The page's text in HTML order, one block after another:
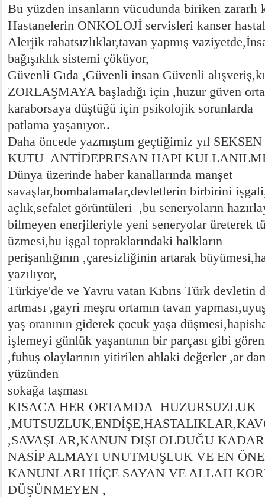
Bu yüzden insanların vücudunda biriken zararlı
Hastanelerin ONKOLOJİ servisleri kanser
Alerjik rahatsızlıklar,tavan yapmış
bağışıklık sistemi çöküyor,
Güvenli Gıda ,Güvenli insan Güvenli
ZORLAŞMAYA başladığı için ,huzur güven
karaborsaya düştüğü için psikolojik sorunlarda
patlama yaşanıyor..
Daha öncede yazmıştım geçtiğimiz yıl
KUTU ANTİDEPRESAN HAPI
Dünya üzerinde haber kanallarında manşet
savaşlar,bombalamalar,devletlerin birbirini
açlık,sefalet görüntüleri ,bu seneryoların
bilmeyen enerjileriyle yeni seneryolar üreterek
üzmesi,bu işgal topraklarındaki halkların
perişanlığının ,çaresizliğinin artarak
yazılıyor,
Türkiye'de ve Yavru vatan Kıbrıs Türk devletin
artması ,gayri meşru ortamın tavan
yaş oranının giderek çocuk yaşa
işlemeyi günlük yaşantının bir parçası gibi
,fuhuş olaylarının yitirilen ahlaki değerler ,ar
yüzünden
sokağa taşması
KISACA HER ORTAMDA HUZURSUZLUK
,SAVAŞLAR,KANUN DIŞI OLDUĞU
NASİP ALMAYI UNUTMUŞLUK VE EN
KANUNLARI HİÇE SAYAN VE ALLAH
DÜŞÜNMEYEN ,